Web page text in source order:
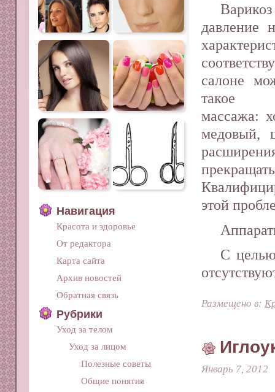
давление
салоне
такое
массажа:
медовый,
этой
С целью
Размещено в:
Январь 7, 2012
Навигация
Красота и здоровье
От редактора
Карта сайта
Архив новостей
Обратная связь
Рубрики
Уход за телом
Уход за лицом
Полезные советы
Общие понятия